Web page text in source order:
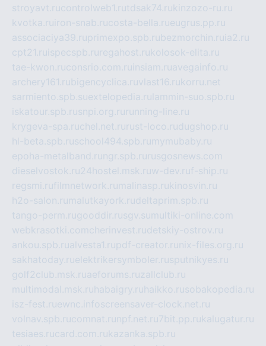
stroyavt.rucontrolweb1.rutdsak74.rukinzozo-ru.ru
kvotka.ru iron-snab.rucosta-bella.rueugrus.pp.ru
associaciya39.ruprimexpo.spb.rubezmorchin.ru ia2.ru
cpt21.ru ispecspb.ru regahost.rukolosok-elita.ru
tae-kwon.ruconsrio.com.ru insiam.ruavegainfo.ru
archery161.rubigencyclica.ruvlast16.rukorru.net
sarmiento.spb.suextelopedia.ru lammin-suo.spb.ru
iskatour.spb.rusnpi.org.ru running-line.ru
krygeva-spa.ruchel.net.ru rust-loco.rudugshop.ru
hl-beta.spb.ruschool494.spb.ru mymubaby.ru
epoha-metalband.ru ngr.spb.ru rusgosnews.com
dieselvostok.ru24hostel.msk.ruw-dev.ruf-ship.ru
regsmi.rufilmnetwork.ru malinasp.rukinosvin.ru
h2o-salon.ru malutkayork.rudeltaprim.spb.ru
tango-perm.rugooddir.rusgv.su multiki-online.com
webkrasotki.comcherinvest.rudetskiy-ostrov.ru
ankou.spb.rualvesta1.rupdf-creator.ru nix-files.org.ru
sakhatoday.ruelektrikersymboler.rusputnikyes.ru
golf2club.msk.ruaeforums.ruzallclub.ru
multimodal.msk.ru habaigry.ru haikko.rusobakopedia.ru
isz-fest.ruewnc.infoscreensaver-clock.net.ru
volnav.spb.rucomnat.ru npf.net.ru7bit.pp.rukalugatur.ru
tesiaes.rucard.com.rukazanka.spb.ru